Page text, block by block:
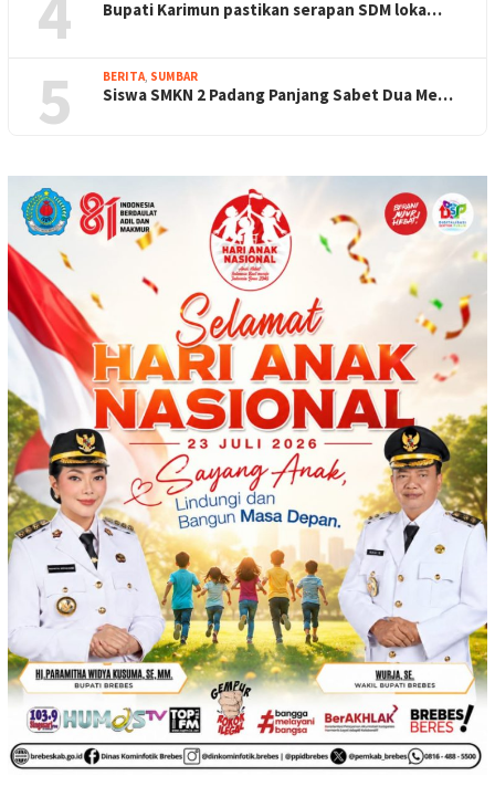
Bupati Karimun pastikan serapan SDM loka…
5 BERITA, SUMBAR
Siswa SMKN 2 Padang Panjang Sabet Dua Me…